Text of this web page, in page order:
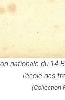
nationale du 14
l'école des
(Collection